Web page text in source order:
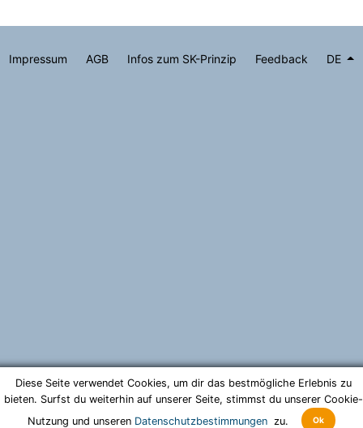
Impressum AGB Infos zum SK-Prinzip Feedback DE
Diese Seite verwendet Cookies, um dir das bestmögliche Erlebnis zu
bieten. Surfst du weiterhin auf unserer Seite, stimmst du unserer Cookie-
Nutzung und unseren Datenschutzbestimmungen zu. Ok